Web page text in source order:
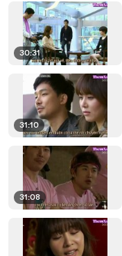
30:31
31:10
31:08